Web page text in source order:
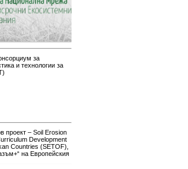
за
и технологии за
проект – Soil Erosion
Development
Countries (SETOF),
на Европейския